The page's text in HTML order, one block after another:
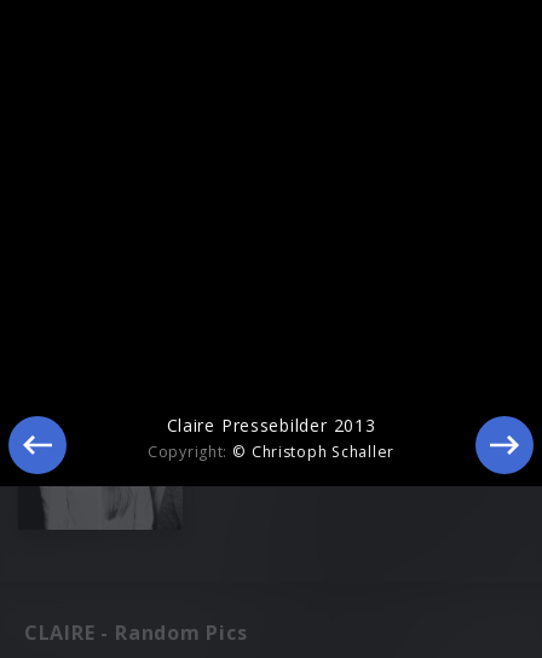
CLAIRE - Random Pics
Claire Pressebilder 2013
Copyright: © Christoph Schaller